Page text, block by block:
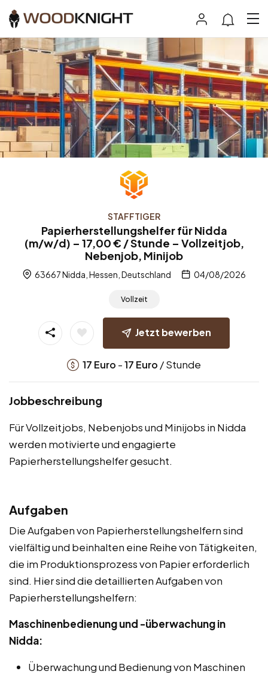
STAFFTIGER
Papierherstellungshelfer für Nidda
(m/w/d) – 17,00 € / Stunde – Vollzeitjob,
Nebenjob, Minijob
63667 Nidda, Hessen, Deutschland 04/08/2026
Vollzeit
Jetzt bewerben
17 Euro -17 Euro / Stunde
Jobbeschreibung
Für Vollzeitjobs, Nebenjobs und Minijobs in Nidda
werden motivierte und engagierte
Papierherstellungshelfer gesucht.
Aufgaben
Die Aufgaben von Papierherstellungshelfern sind
vielfältig und beinhalten eine Reihe von Tätigkeiten,
die im Produktionsprozess von Papier erforderlich
sind. Hier sind die detaillierten Aufgaben von
Papierherstellungshelfern:
Maschinenbedienung und -überwachung in
Nidda:
Überwachung und Bedienung von Maschinen